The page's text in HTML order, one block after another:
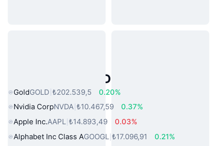
Popüler Gerçek Dünya Varlıkları
GoldGOLD ₺202.539,5
0.20%
Nvidia CorpNVDA ₺10.467,59
0.37%
Apple Inc.AAPL ₺14.893,49
0.03%
Alphabet Inc Class AGOOGL ₺17.096,91
0.21%